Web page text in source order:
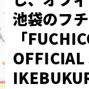
池袋のフ
「